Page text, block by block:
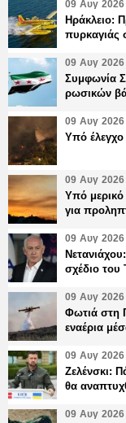
09 Αυγ 2026
Ηράκλειο:
πυρκαγιάς
09 Αυγ 2026
Συμφωνία
ρωσικών
09 Αυγ 2026
Υπό
09 Αυγ 2026
Υπό
για
09 Αυγ 2026
σχέδιο του
09 Αυγ 2026
Φωτιά στη
εναέρια
09 Αυγ 2026
Ζελένσκι:
θα
09 Αυγ 2026